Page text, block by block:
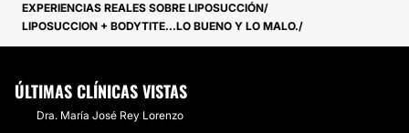
EXPERIENCIAS REALES SOBRE LIPOSUCCIÓN
LIPOSUCCION + BODYTITE...LO BUENO Y LO MALO.
ÚLTIMAS CLÍNICAS VISTAS
Dra. María José Rey Lorenzo